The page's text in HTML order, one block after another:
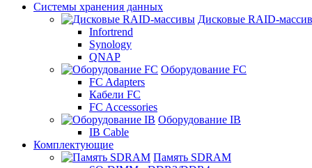
Системы хранения данных
Дисковые RAID-
Infortrend
Synology
QNAP
Оборудование FC
FC Adapters
Кабели FC
FC Accessories
Оборудование IB
IB Cable
Комплектующие
Память SDRAM